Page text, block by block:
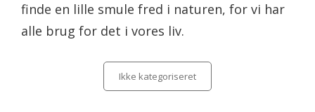
finde en lille smule fred i naturen, for vi har
alle brug for det i vores liv.
Categories
Ikke kategoriseret